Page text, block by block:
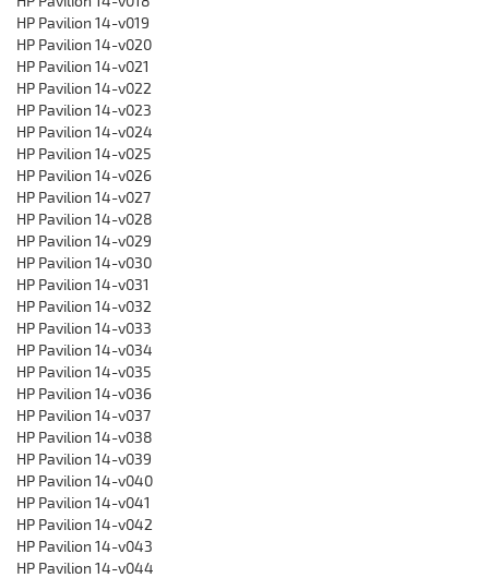
HP Pavilion 14-v019
HP Pavilion 14-v020
HP Pavilion 14-v021
HP Pavilion 14-v022
HP Pavilion 14-v023
HP Pavilion 14-v024
HP Pavilion 14-v025
HP Pavilion 14-v026
HP Pavilion 14-v027
HP Pavilion 14-v028
HP Pavilion 14-v029
HP Pavilion 14-v030
HP Pavilion 14-v031
HP Pavilion 14-v032
HP Pavilion 14-v033
HP Pavilion 14-v034
HP Pavilion 14-v035
HP Pavilion 14-v036
HP Pavilion 14-v037
HP Pavilion 14-v038
HP Pavilion 14-v039
HP Pavilion 14-v040
HP Pavilion 14-v041
HP Pavilion 14-v042
HP Pavilion 14-v043
HP Pavilion 14-v044